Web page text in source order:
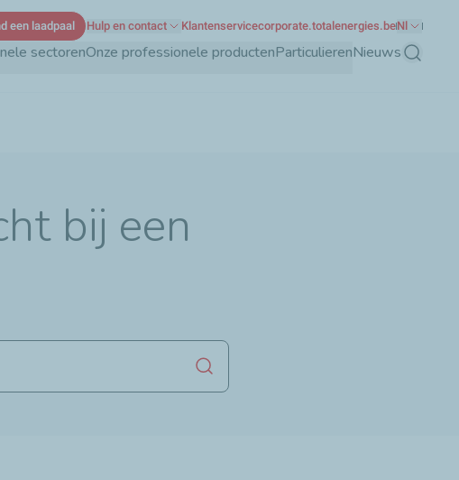
sectorenOnze professionele productenParticulierenNieuws Zoeken
een laadpaal Hulp en contact Klantenservicecorporate.totalenergies.beNl
bij een
Zoekopdracht starten